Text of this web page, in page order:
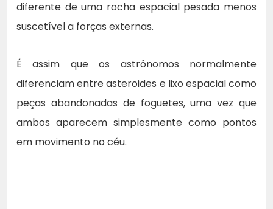
diferente de uma rocha espacial pesada menos
suscetível a forças externas.
É assim que os astrônomos normalmente
diferenciam entre asteroides e lixo espacial como
peças abandonadas de foguetes, uma vez que
ambos aparecem simplesmente como pontos
em movimento no céu.